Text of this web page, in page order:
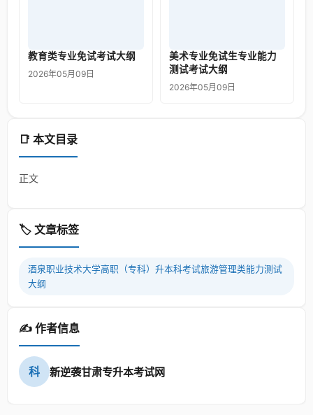
📑 本文目录
正文
🏷️ 文章标签
酒泉职业技术大学高职（专科）升本科考试旅游管理类能力测试
大纲
✍️ 作者信息
科 新逆袭甘肃专升本考试网
教育类专业免试考试大纲
2026年05月09日
美术专业免试生专业能力
测试考试大纲
2026年05月09日